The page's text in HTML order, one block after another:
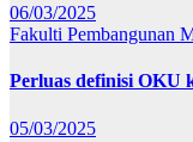
06/03/2025
Fakulti Pembangunan
Perluas definisi OKU
05/03/2025